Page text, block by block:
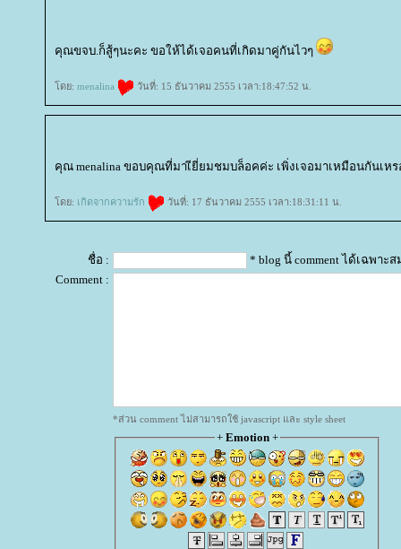
คุณขจบ.ก็สู้ๆนะคะ ขอให้ได้เจอคนที่เกิดมาคู่กันไวๆ
ดย: menalina วันที่: 15 ธันวาคม 2555 เวลา:18:47:52 น.
คุณ menalina ขอบคุณที่มาเียี่ยมชมบล็อคค่ะ เพิ่งเจอมาเหมือนกันเห
ดย: เกิดจากความรัก วันที่: 17 ธันวาคม 2555 เวลา:18:31:11 น.
ชื่อ :
* blog นี้ comment ได้เฉพาะ
Comment :
*ส่วน comment ไม่สามารถใช้ javascript และ style sheet
+ Emotion+